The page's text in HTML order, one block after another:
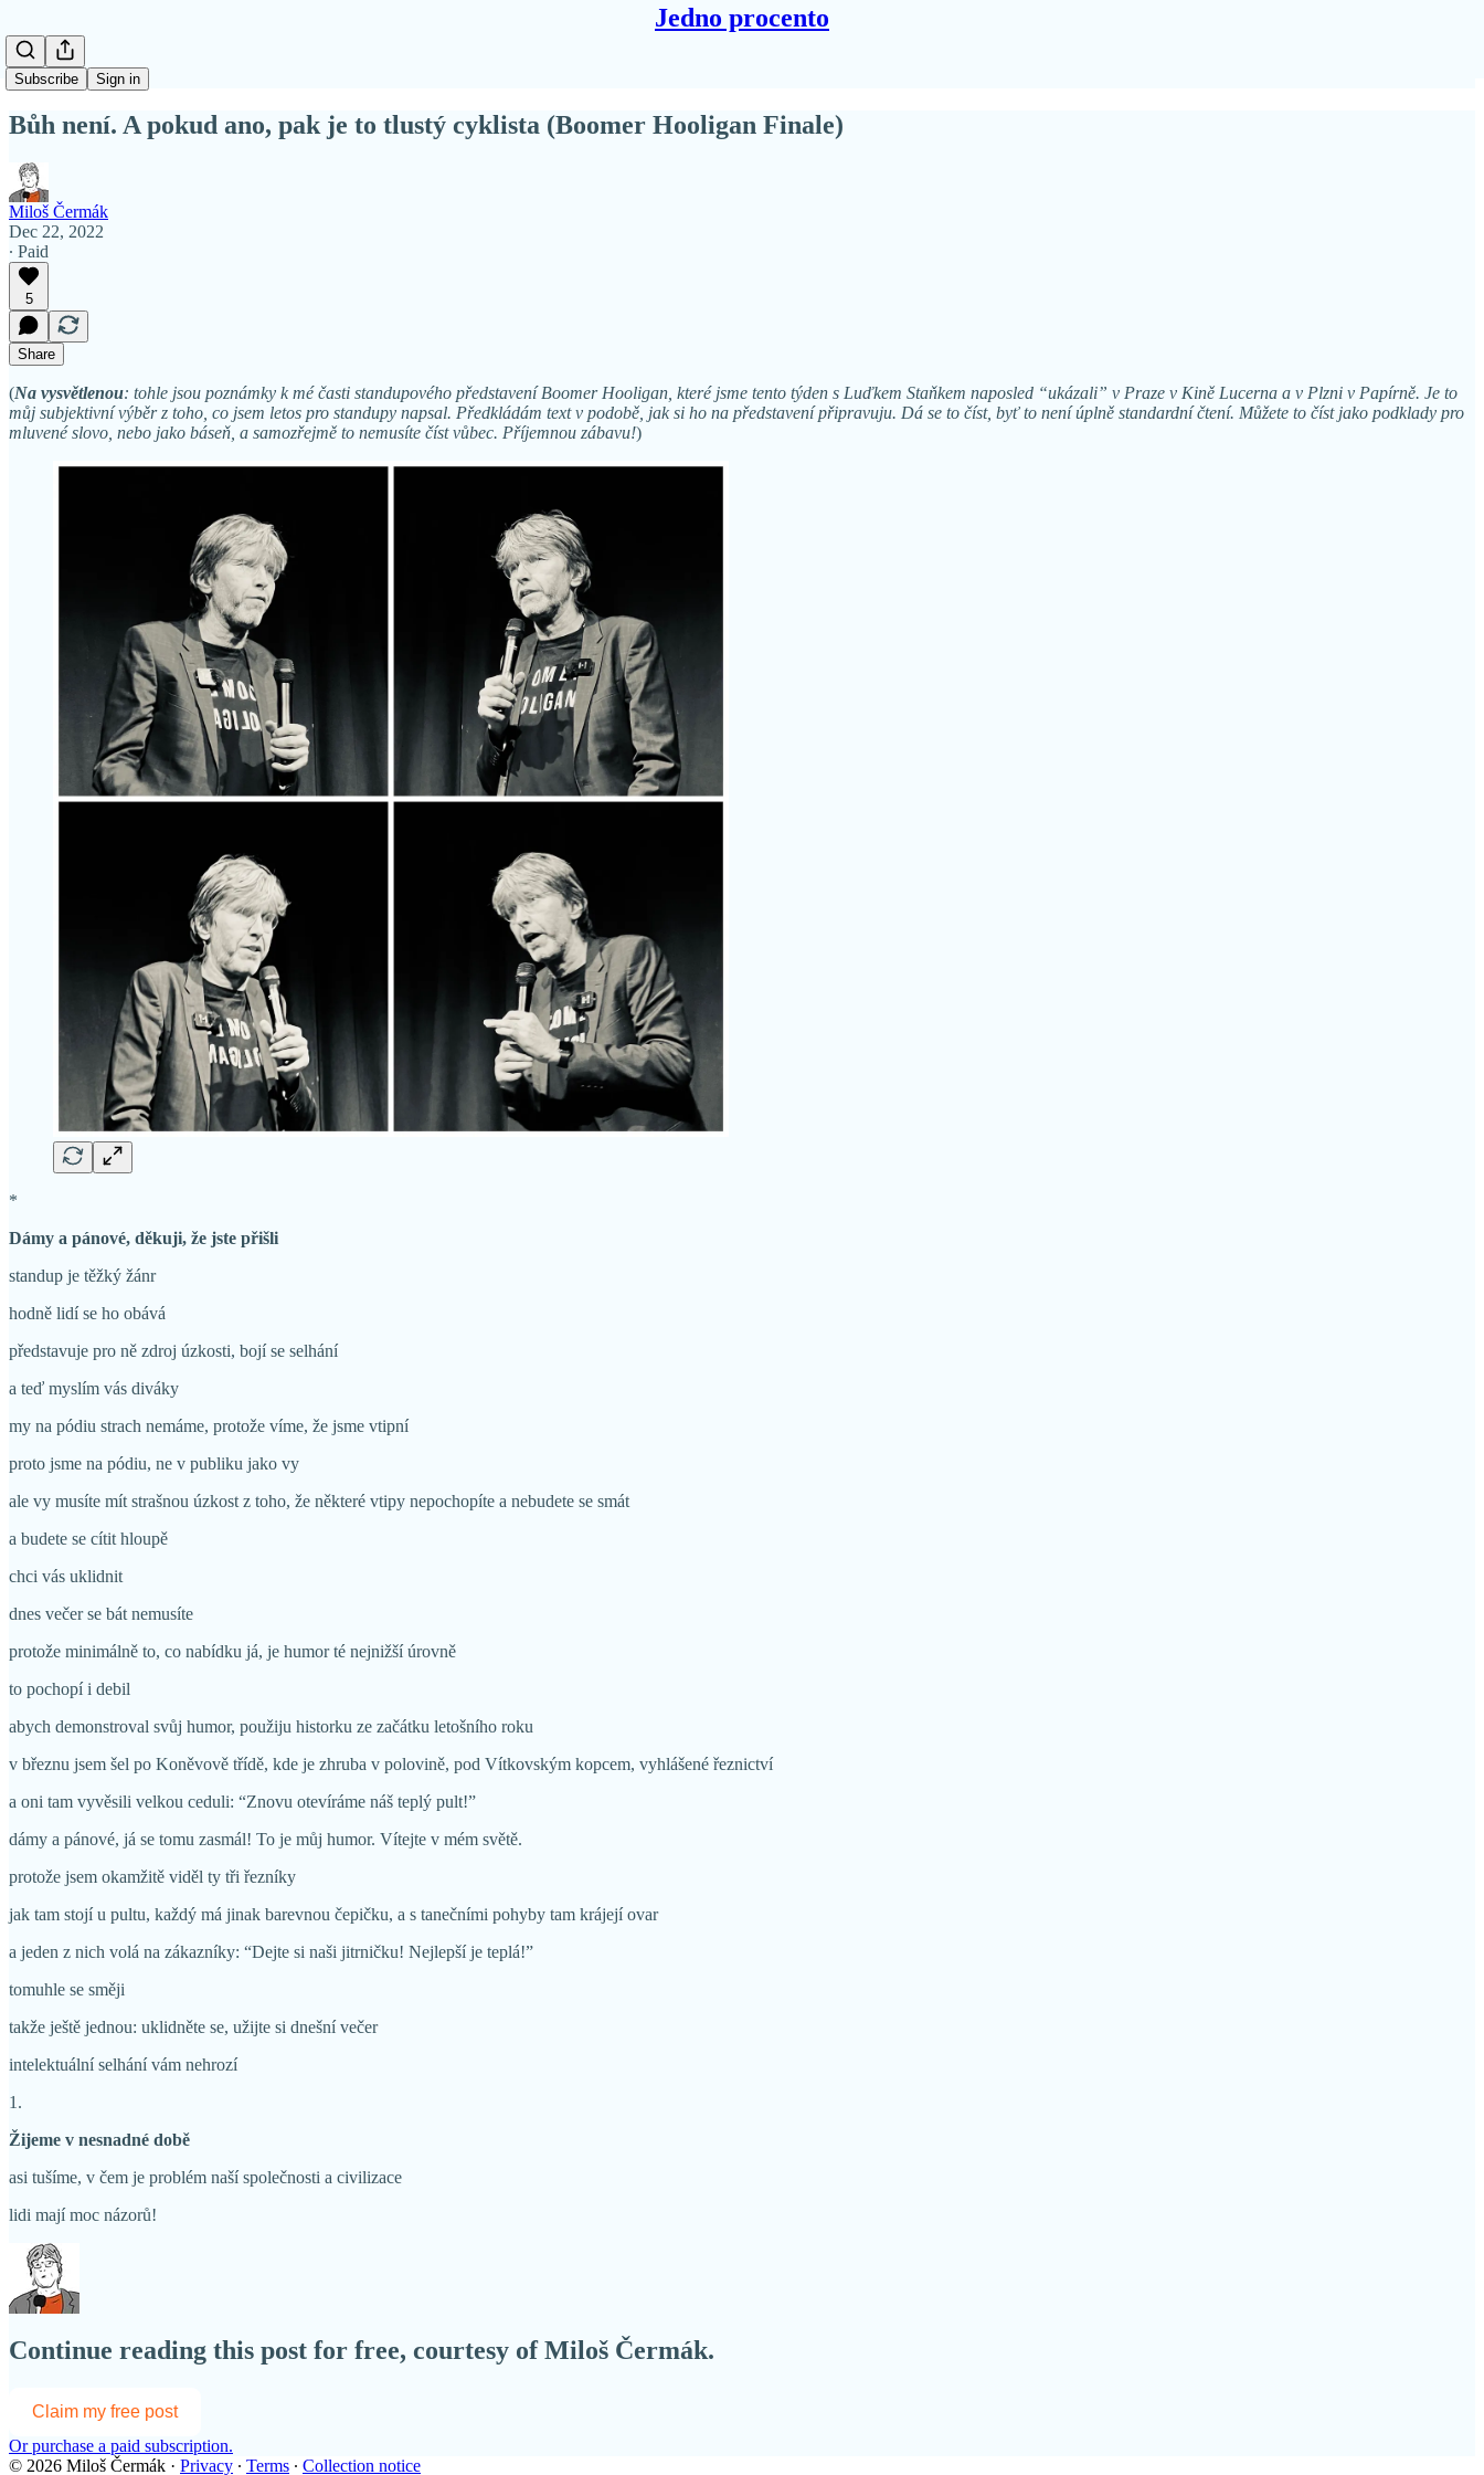
Jedno procento
Subscribe Sign in
Bůh není. A pokud ano, pak je to tlustý cyklista (Boomer Hooligan Finale)
Miloš Čermák
Dec 22, 2022
∙ Paid
5
Share
(Na vysvětlenou: tohle jsou poznámky k mé časti standupového představení Boomer Hooligan, které jsme tento týden s Luďkem Staňkem naposled “ukázali” v Praze v Kině Lucerna a v Plzni v Papírně. Je to
můj subjektivní výběr z toho, co jsem letos pro standupy napsal. Předkládám text v podobě, jak si ho na představení připravuju. Dá se to číst, byť to není úplně standardní čtení. Můžete to číst jako podklady pro
mluvené slovo, nebo jako báseň, a samozřejmě to nemusíte číst vůbec. Příjemnou zábavu!)
*
Dámy a pánové, děkuji, že jste přišli
standup je těžký žánr
hodně lidí se ho obává
představuje pro ně zdroj úzkosti, bojí se selhání
a teď myslím vás diváky
my na pódiu strach nemáme, protože víme, že jsme vtipní
proto jsme na pódiu, ne v publiku jako vy
ale vy musíte mít strašnou úzkost z toho, že některé vtipy nepochopíte a nebudete se smát
a budete se cítit hloupě
chci vás uklidnit
dnes večer se bát nemusíte
protože minimálně to, co nabídku já, je humor té nejnižší úrovně
to pochopí i debil
abych demonstroval svůj humor, použiju historku ze začátku letošního roku
v březnu jsem šel po Koněvově třídě, kde je zhruba v polovině, pod Vítkovským kopcem, vyhlášené řeznictví
a oni tam vyvěsili velkou ceduli: “Znovu otevíráme náš teplý pult!”
dámy a pánové, já se tomu zasmál! To je můj humor. Vítejte v mém světě.
protože jsem okamžitě viděl ty tři řezníky
jak tam stojí u pultu, každý má jinak barevnou čepičku, a s tanečními pohyby tam krájejí ovar
a jeden z nich volá na zákazníky: “Dejte si naši jitrničku! Nejlepší je teplá!”
tomuhle se směji
takže ještě jednou: uklidněte se, užijte si dnešní večer
intelektuální selhání vám nehrozí
1.
Žijeme v nesnadné době
asi tušíme, v čem je problém naší společnosti a civilizace
lidi mají moc názorů!
Continue reading this post for free, courtesy of Miloš Čermák.
Claim my free post
Or purchase a paid subscription.
© 2026 Miloš Čermák · Privacy ∙ Terms ∙ Collection notice